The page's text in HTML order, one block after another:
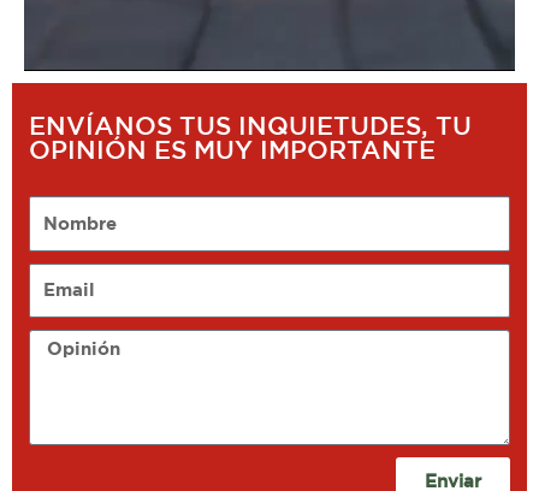
ENVÍANOS TUS INQUIETUDES, TU
OPINIÓN ES MUY IMPORTANTE
Opinión
Enviar